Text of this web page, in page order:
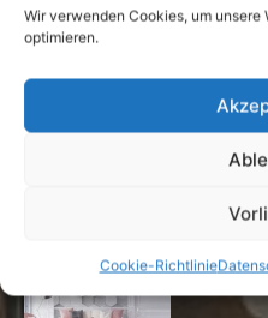
Wir verwenden Cookies, um unsere
optimieren.
Cookie-Richtlinie
Buchtipp:
Die Redaktion empfiehlt